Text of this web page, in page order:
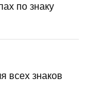
по знаку
всех знаков